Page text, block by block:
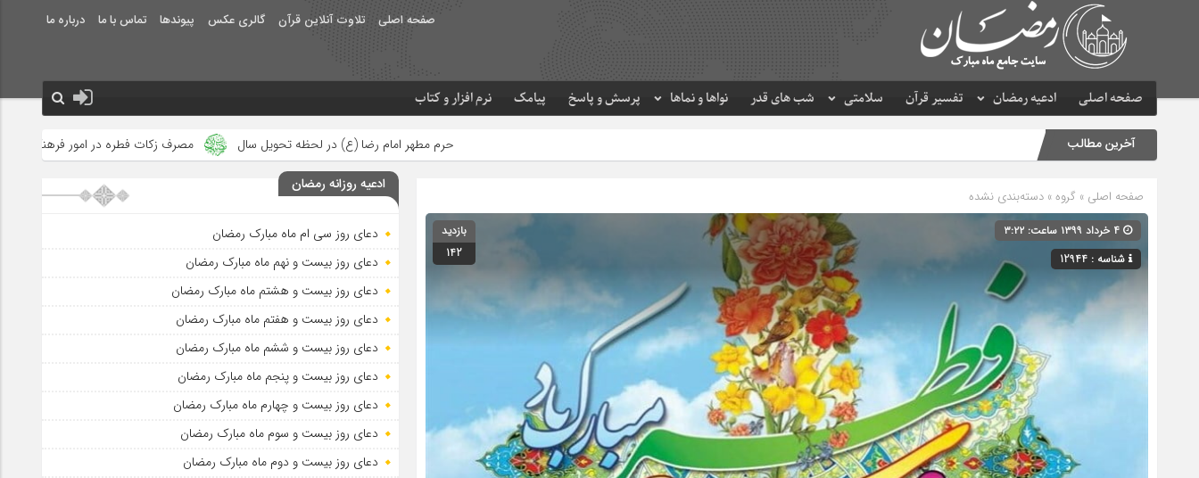
صفحه اصلی تلاوت آنلاین قرآن گالری عکس پیوندها تماس با ما درباره ما
صفحه اصلی ادعیه رمضان تفسیر قرآن سلامتی شب های قدر نواها و نماها پرسش و پاسخ پیامک نرم افزار و کتاب
آخرین مطالب حرم مطهر امام رضا (ع) در لحظه تحویل سال مصرف زکات فطره در امور فرهنگی جلوه‌های بزرگ نصرت
صفحه اصلی » گروه » دسته‌بندی نشده
شناسه : 12944
بازدید
142
ادعیه روزانه رمضان
دعای روز سی ام ماه مبارک رمضان
دعای روز بیست و نهم ماه مبارک رمضان
دعای روز بیست و هشتم ماه مبارک رمضان
دعای روز بیست و هفتم ماه مبارک رمضان
دعای روز بیست و ششم ماه مبارک رمضان
دعای روز بیست و پنجم ماه مبارک رمضان
دعای روز بیست و چهارم ماه مبارک رمضان
دعای روز بیست و سوم ماه مبارک رمضان
دعای روز بیست و دوم ماه مبارک رمضان